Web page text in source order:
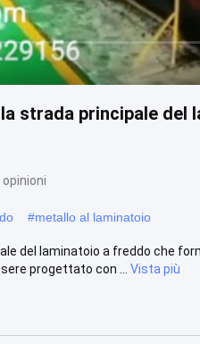
strada principale del
opinioni
#metallo al laminatoio
del laminatoio a freddo che
progettato con ...
Vista più